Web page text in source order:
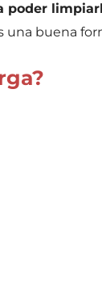
poder
una buena